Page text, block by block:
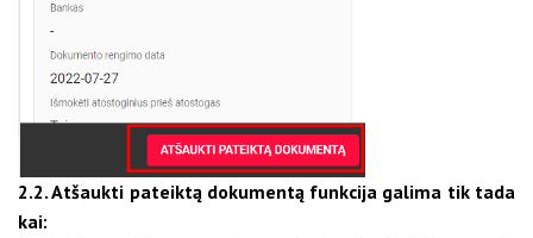
2.2. Atšaukti pateiktą dokumentą funkcija galima tik tada
kai: